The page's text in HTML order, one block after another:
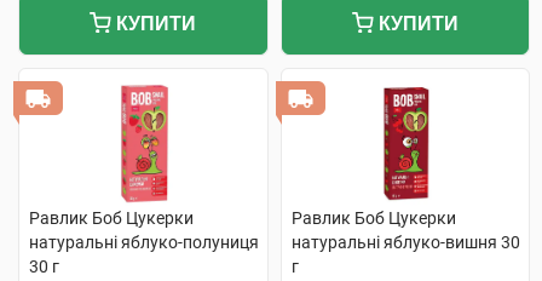
КУПИТИ КУПИТИ
Равлик Боб Цукерки
натуральні яблуко-полуниця
30 г
Равлик Боб Цукерки
натуральні яблуко-вишня 30
г